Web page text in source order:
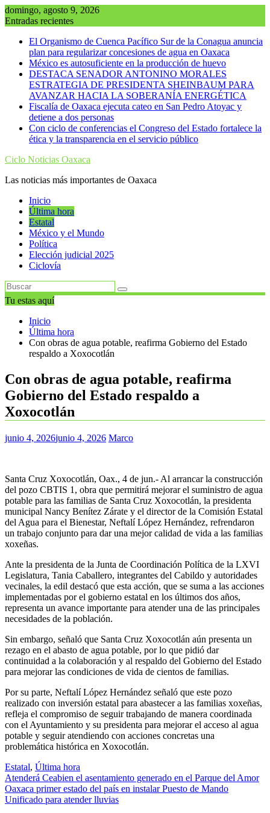
Saltar
al
domingo, agosto 9, 2026
Entradas recientes
El Organismo de Cuenca Pacífico Sur de la Conagua anuncia
plan para regularizar concesiones de agua en Oaxaca
México es autosuficiente en la producción de huevo
DESTACA SENADOR ANTONINO MORALES
ESTRATEGIA DE PRESIDENTA SHEINBAUM PARA
AVANZAR HACIA LA SOBERANÍA ENERGÉTICA
Fiscalía de Oaxaca ejecuta cateo en San Pedro Atoyac y
detiene a dos personas
Con ciclo de conferencias el Congreso del Estado fortalece la
ética y la transparencia en el servicio público
Ciclo Noticias Oaxaca
Las noticias más importantes de Oaxaca
Inicio
Última hora
Estatal
México y el Mundo
Política
Elección judicial 2025
Ciclovía
Tu estas aquí
Inicio
Última hora
Con obras de agua potable, reafirma Gobierno del Estado
respaldo a Xoxocotlán
Con obras de agua potable, reafirma
Gobierno del Estado respaldo a
Xoxocotlán
junio 4, 2026junio 4, 2026 Marco
Santa Cruz Xoxocotlán, Oax., 4 de jun.- Al arrancar la construcción
del pozo CBTIS 1, obra que permitirá mejorar el suministro de agua
potable para las familias de Santa Cruz Xoxocotlán, la presidenta
municipal Nancy Benítez Zárate y el director de la Comisión Estatal
del Agua para el Bienestar, Neftalí López Hernández, refrendaron
un trabajo conjunto para dar una mejor calidad de vida a las familias
xoxeñas.
Ante la presidenta de la Junta de Coordinación Política de la LXVI
Legislatura, Tania Caballero, integrantes del Cabildo y autoridades
vecinales, la edil destacó que esta acción, que se suma a las acciones
implementadas por el gobierno estatal en los últimos dos años,
representa un avance importante para atender una de las principales
necesidades de la población.
Sin embargo, señaló que Santa Cruz Xoxocotlán aún presenta un
rezago en el abasto de agua potable, por lo que pidió dar
continuidad a la colaboración y al respaldo del Gobierno del Estado
para mejorar las condiciones de vida de cientos de familias.
Por su parte, Neftalí López Hernández señaló que este pozo
realizado con inversión estatal para abastecer a las familias xoxeñas,
refleja el compromiso de seguir trabajando de manera coordinada
con el Ayuntamiento y su presidenta para mejorar el acceso al agua
potable y seguir atendiendo con acciones concretas una
problemática histórica en Xoxocotlán.
Estatal, Última hora
Navegación
de
Atenderá Ceabien el asentamiento generado en el Parque del Amor
Oaxaca primer estado del país en instalar Puesto de Mando
Unificado para atender lluvias